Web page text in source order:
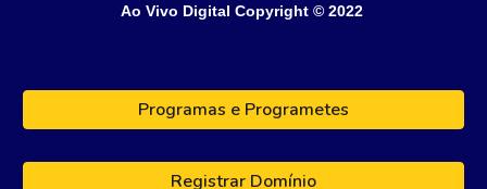
Ao Vivo Digital Copyright © 2022
Programas e Programetes
Registrar Domínio